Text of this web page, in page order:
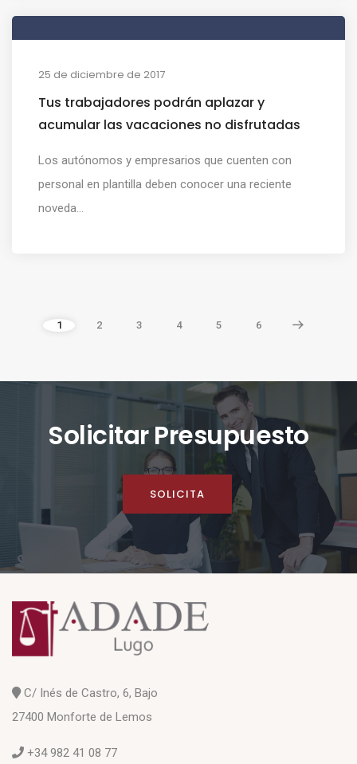
25 de diciembre de 2017
Tus trabajadores podrán aplazar y
acumular las vacaciones no disfrutadas
Los autónomos y empresarios que cuenten con
personal en plantilla deben conocer una reciente
noveda...
1 2 3 4 5 6
Solicitar Presupuesto
SOLICITA
C/ Inés de Castro, 6, Bajo
27400 Monforte de Lemos
+34 982 41 08 77